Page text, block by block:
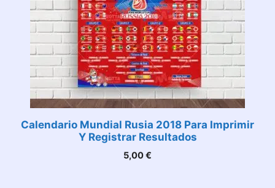
Calendario Mundial Rusia 2018 Para Imprimir
Y Registrar Resultados
5,00€